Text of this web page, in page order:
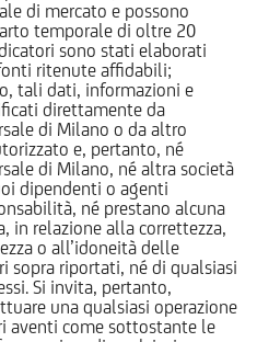
di mercato e possono
temporale di oltre 20
sono stati elaborati
ritenute affidabili;
tali dati, informazioni e
direttamente da
di Milano o da altro
e, pertanto, né
di Milano, né altra società
dipendenti o agenti
né prestano alcuna
in relazione alla correttezza,
o all’idoneità delle
sopra riportati, né di qualsiasi
Si invita, pertanto,
una qualsiasi operazione
aventi come sottostante le